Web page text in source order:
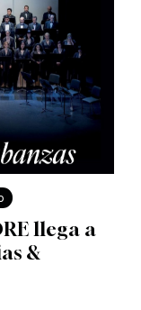
llega a
&